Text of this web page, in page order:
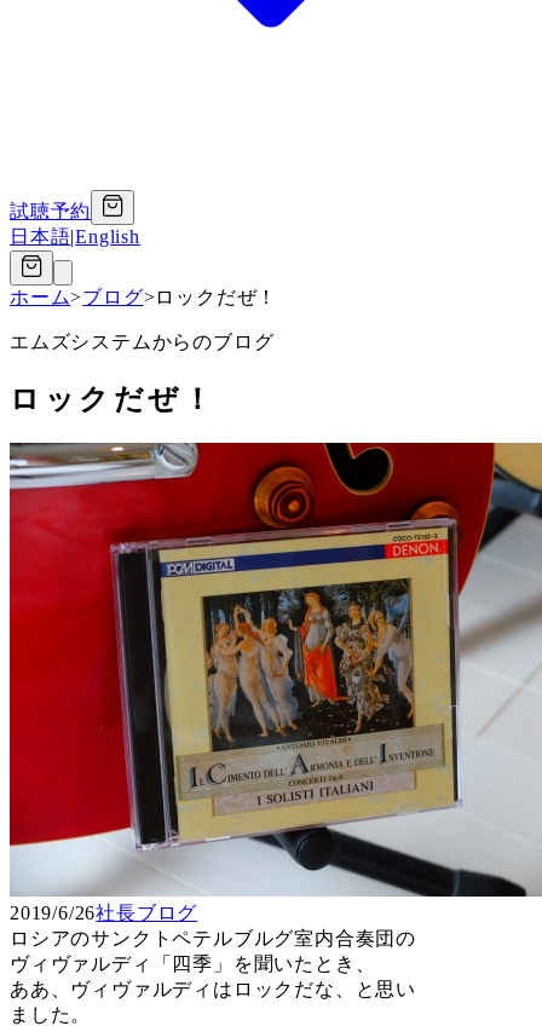
試聴予約
日本語|English
ホーム>ブログ>ロックだぜ！
エムズシステムからのブログ
ロックだぜ！
2019/6/26社長ブログ
ロシアのサンクトペテルブルグ室内合奏団の
ヴィヴァルディ「四季」を聞いたとき、
ああ、ヴィヴァルディはロックだな、と思い
ました。